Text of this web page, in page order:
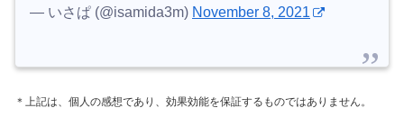
— いさぱ (@isamida3m) November 8, 2021
＊上記は、個人の感想であり、効果効能を保証するものではありません。